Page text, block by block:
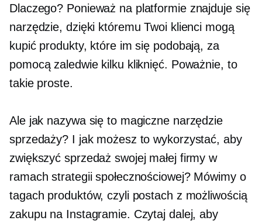
Dlaczego? Ponieważ na platformie znajduje się
narzędzie, dzięki któremu Twoi klienci mogą
kupić produkty, które im się podobają, za
pomocą zaledwie kilku kliknięć. Poważnie, to
takie proste.
Ale jak nazywa się to magiczne narzędzie
sprzedaży? I jak możesz to wykorzystać, aby
zwiększyć sprzedaż swojej małej firmy w
ramach strategii społecznościowej? Mówimy o
tagach produktów, czyli postach z możliwością
zakupu na Instagramie. Czytaj dalej, aby